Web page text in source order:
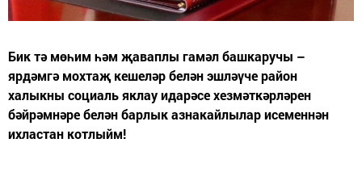
Бик тә мөһим һәм җаваплы гамәл башкаручы –
ярдәмгә мохтаҗ кешеләр белән эшләүче район
халыкны социаль яклау идарәсе хезмәткәрләрен
бәйрәмнәре белән барлык азнакайлылар исеменнән
ихластан котлыйм!